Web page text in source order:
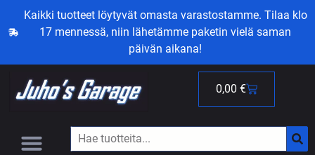
Kaikki tuotteet löytyvät omasta varastostamme. Tilaa klo
17 mennessä, niin lähetämme paketin vielä saman
päivän aikana!
0,00 €